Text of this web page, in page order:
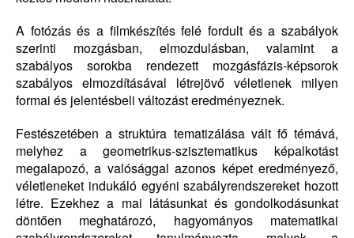
A fotózás és a filmkészítés felé fordult és a szabályok
szerinti mozgásban, elmozdulásban, valamint a
szabályos sorokba rendezett mozgásfázis-képsorok
szabályos elmozdításával létrejövő véletlenek milyen
formai és jelentésbeli változást eredményeznek.
Festészetében a struktúra tematizálása vált fő témává,
melyhez a geometrikus-szisztematikus képalkotást
megalapozó, a valósággal azonos képet eredményező,
véletleneket indukáló egyéni szabályrendszereket hozott
létre. Ezekhez a mai látásunkat és gondolkodásunkat
döntően meghatározó, hagyományos matematikai